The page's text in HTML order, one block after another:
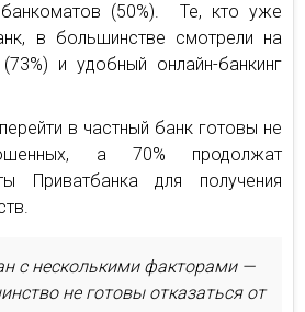
(50%). Те, кто уже
в большинстве смотрели на
и удобный онлайн-банкинг
в частный банк готовы не
а 70% продолжат
Приватбанка для получения
с несколькими факторами —
не готовы отказаться от